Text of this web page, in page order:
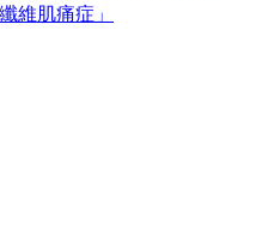
維肌痛症」